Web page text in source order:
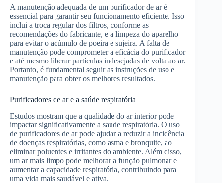
A manutenção adequada de um purificador de ar é
essencial para garantir seu funcionamento eficiente. Isso
inclui a troca regular dos filtros, conforme as
recomendações do fabricante, e a limpeza do aparelho
para evitar o acúmulo de poeira e sujeira. A falta de
manutenção pode comprometer a eficácia do purificador
e até mesmo liberar partículas indesejadas de volta ao ar.
Portanto, é fundamental seguir as instruções de uso e
manutenção para obter os melhores resultados.
Purificadores de ar e a saúde respiratória
Estudos mostram que a qualidade do ar interior pode
impactar significativamente a saúde respiratória. O uso
de purificadores de ar pode ajudar a reduzir a incidência
de doenças respiratórias, como asma e bronquite, ao
eliminar poluentes e irritantes do ambiente. Além disso,
um ar mais limpo pode melhorar a função pulmonar e
aumentar a capacidade respiratória, contribuindo para
uma vida mais saudável e ativa.